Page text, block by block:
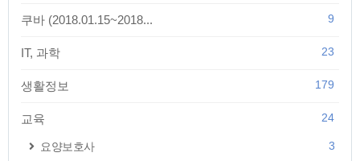
쿠바 (2018.01.15~2018... 9
IT, 과학 23
생활정보 179
교육 24
요양보호사
3